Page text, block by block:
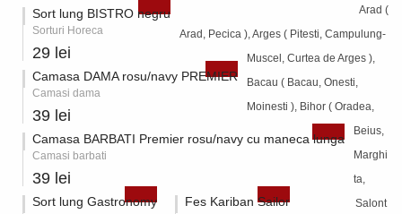
Sort lung BISTRO negru
Sorturi Horeca
29 lei
Camasa DAMA rosu/navy PREMIER
Camasi dama
39 lei
Camasa BARBATI Premier rosu/navy cu maneca lunga
Camasi barbati
39 lei
Sort lung Gastronomy Fes Kariban Sailor
Arad (
Arad, Pecica ), Arges ( Pitesti, Campulung-
Muscel, Curtea de Arges ),
Bacau ( Bacau, Onesti,
Moinesti ), Bihor ( Oradea,
Beius,
Marghi
ta,
Salont